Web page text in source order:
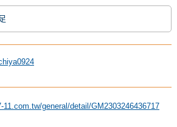
11.com.tw/general/detail/GM2303246436717